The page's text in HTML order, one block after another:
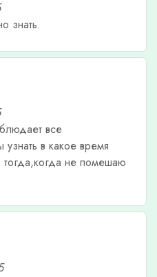
знать.
все
в какое время
не помешаю